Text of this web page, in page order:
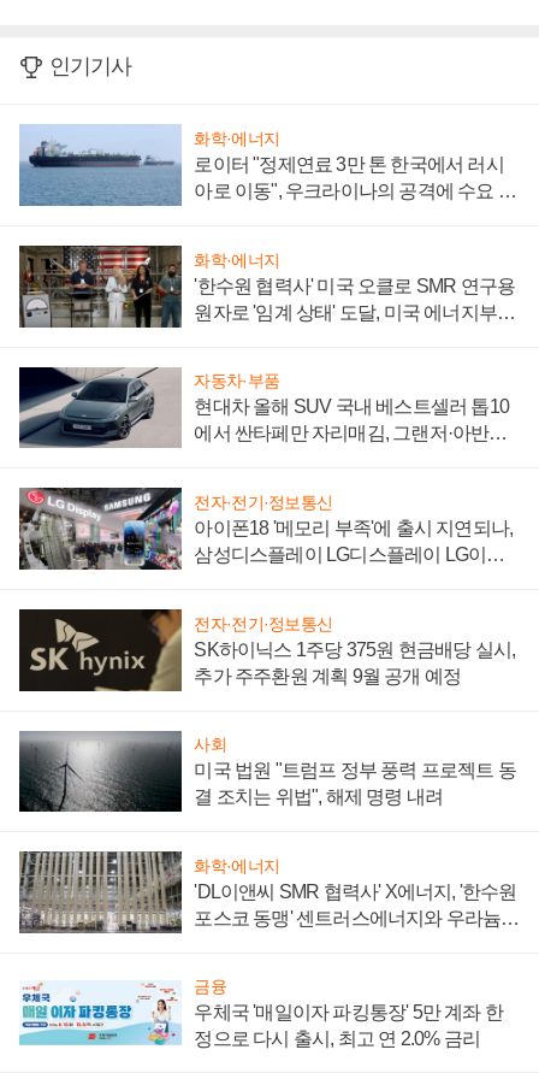
인기기사
화학·에너지
로이터 "정제연료 3만 톤 한국에서 러시
아로 이동", 우크라이나의 공격에 수요 늘
화학·에너지
'한수원 협력사' 미국 오클로 SMR 연구용
원자로 '임계 상태' 도달, 미국 에너지부
자동차·부품
현대차 올해 SUV 국내 베스트셀러 톱10
에서 싼타페만 자리매김, 그랜저·아반떼
전자·전기·정보통신
아이폰18 '메모리 부족'에 출시 지연되나,
삼성디스플레이 LG디스플레이 LG이노
전자·전기·정보통신
SK하이닉스 1주당 375원 현금배당 실시,
추가 주주환원 계획 9월 공개 예정
사회
미국 법원 "트럼프 정부 풍력 프로젝트 동
결 조치는 위법", 해제 명령 내려
화학·에너지
'DL이앤씨 SMR 협력사' X에너지, '한수원
포스코 동맹' 센트러스에너지와 우라늄
금융
우체국 '매일이자 파킹통장' 5만 계좌 한
정으로 다시 출시, 최고 연 2.0% 금리